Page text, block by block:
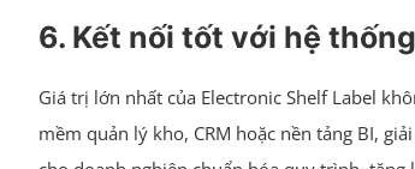
6. Kết nối tốt với hệ
Giá trị lớn nhất của Electronic Shelf Label
mềm quản lý kho, CRM hoặc nền tảng BI,